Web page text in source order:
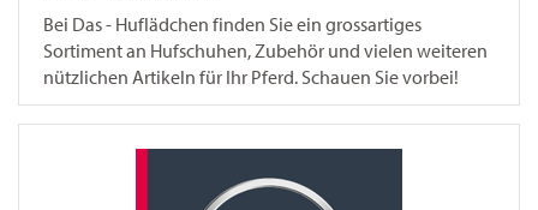
Bei Das - Huflädchen finden Sie ein grossartiges
Sortiment an Hufschuhen, Zubehör und vielen weiteren
nützlichen Artikeln für Ihr Pferd. Schauen Sie vorbei!